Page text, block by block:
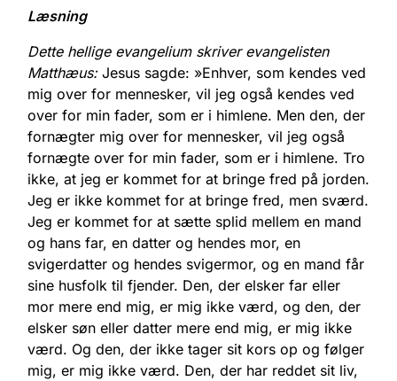
Læsning
Dette hellige evangelium skriver evangelisten
Matthæus:Jesus sagde: »Enhver, som kendes ved
mig over for mennesker, vil jeg også kendes ved
over for min fader, som er i himlene. Men den, der
fornægter mig over for mennesker, vil jeg også
fornægte over for min fader, som er i himlene. Tro
ikke, at jeg er kommet for at bringe fred på jorden.
Jeg er ikke kommet for at bringe fred, men sværd.
Jeg er kommet for at sætte splid mellem en mand
og hans far, en datter og hendes mor, en
svigerdatter og hendes svigermor, og en mand får
sine husfolk til fjender. Den, der elsker far eller
mor mere end mig, er mig ikke værd, og den, der
elsker søn eller datter mere end mig, er mig ikke
værd. Og den, der ikke tager sit kors op og følger
mig, er mig ikke værd. Den, der har reddet sit liv,